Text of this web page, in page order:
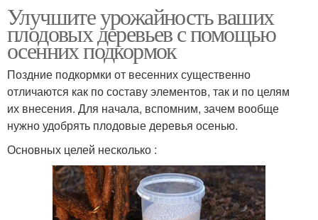
Улучшите урожайность ваших
плодовых деревьев с помощью
осенних подкормок
Поздние подкормки от весенних существенно
отличаются как по составу элементов, так и по целям
их внесения. Для начала, вспомним, зачем вообще
нужно удобрять плодовые деревья осенью.
Основных целей несколько :